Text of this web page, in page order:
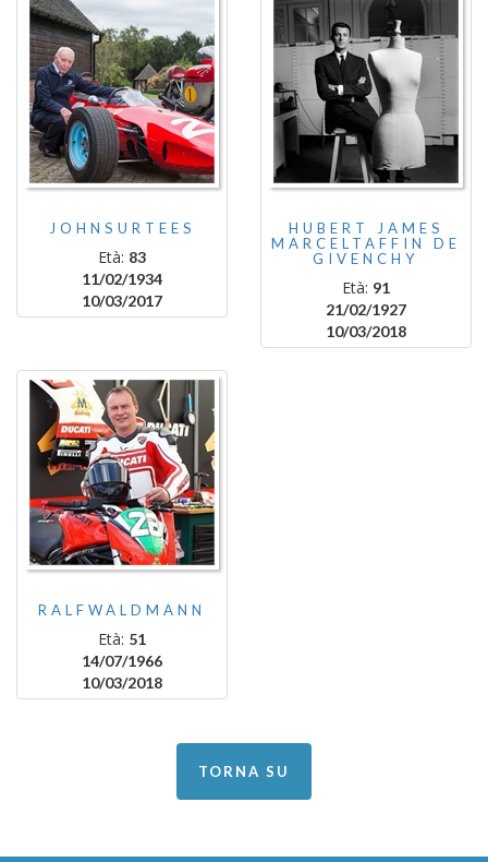
JOHNSURTEES
Età: 83
11/02/1934
10/03/2017
HUBERT JAMES
MARCELTAFFIN DE
GIVENCHY
Età: 91
21/02/1927
10/03/2018
RALFWALDMANN
Età: 51
14/07/1966
10/03/2018
TORNA SU